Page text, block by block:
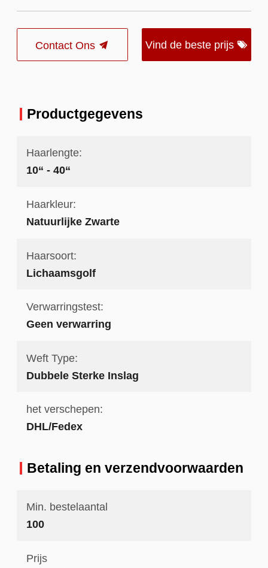
Contact Ons Vind de beste prijs
Productgegevens
Haarlengte:
10“ - 40“
Haarkleur:
Natuurlijke Zwarte
Haarsoort:
Lichaamsgolf
Verwarringstest:
Geen verwarring
Weft Type:
Dubbele Sterke Inslag
het verschepen:
DHL/Fedex
Betaling en verzendvoorwaarden
Min. bestelaantal
100
Prijs